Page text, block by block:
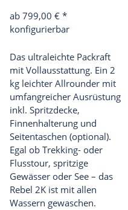
ab 799,00 € *
konfigurierbar
Das ultraleichte Packraft
mit Vollausstattung. Ein 2
kg leichter Allrounder mit
umfangreicher Ausrüstung
inkl. Spritzdecke,
Finnenhalterung und
Seitentaschen (optional).
Egal ob Trekking- oder
Flusstour, spritzige
Gewässer oder See – das
Rebel 2K ist mit allen
Wassern gewaschen.